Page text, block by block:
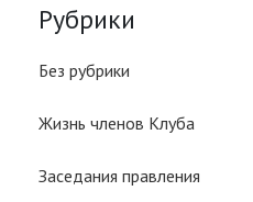
Рубрики
Без рубрики
Жизнь членов Клуба
Заседания правления